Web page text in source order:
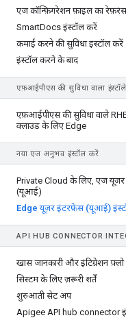
एज कॉन्फ़िगरेशन फ़ाइल का रेफ़रंस
SmartDocs इंस्टॉल करें
कमाई करने की सुविधा इंस्टॉल करें
इंस्टॉल करने के बाद
एफ़आईपीएस की सुविधा वाला
एफ़आईपीएस की सुविधा वाले
क्लाउड के लिए Edge
नया एज अनुभव इंस्टॉल करें
Private Cloud के लिए, एज
(यूआई)
Edge यूज़र इंटरफ़ेस (यूआई)
API HUB CONNECTOR
खास जानकारी और इंटिग्रेशन फ़्लो
सिस्टम के लिए ज़रूरी शर्तें
शुरुआती सेट अप
Apigee API hub connector